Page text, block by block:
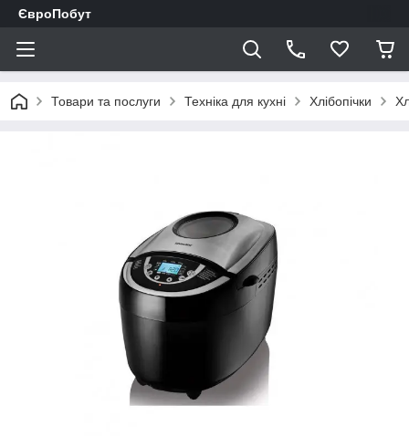
ЄвроПобут
Товари та послуги Техніка для кухні Хлібопічки